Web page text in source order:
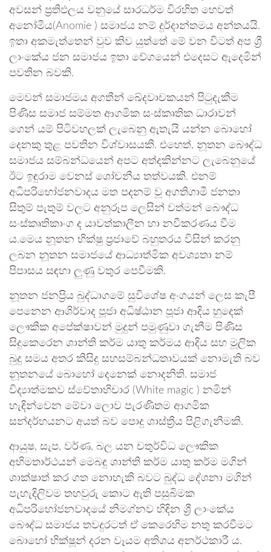
අවසන් ප්‍රතිඵලය වනුයේ සාරධර්ම විරහිත හෙවත්
අනෝමීය(Anomie ) සමාජය නම් දුර්දාන්තමය අන්තයයි.
ඉතා අකමැත්තෙන් වුව කිව යුත්තේ මේ වන විටත් අප ශ්‍රී
ලාංකේය ජන සමාජය ඉතා වේගයෙන් එදෙසට ඇදෙමින්
පවතින බවකි.
මෙවන් සමාජමය අගතීන් ඛේදවාචකයන් පිටුදැකීම
පිණිස සමාජ සම්මත ආගමික සංස්කෘතික ධාරාවන්
ගෙන් යම් පිටිවහලක් ලැබෙනු ඇතැයි යන්න බොහෝ
දෙනකු තුළ පවතින විශ්වාසයකි. එහෙත්, නූතන බෞද්ධ
සමාජය සම්බන්ධයෙන් අපට අත්දකින්නට ලැබෙනුයේ
ඊට ඉඳුරාම වෙනස් ශෝචනීය තත්වයකි. එනම්
අධිපරිභෝජනවාදය මත පදනම් වූ අගතිගාමී ජනතා
සිතුම් පැතුම් වලට අනුරූප ලෙසින් වත්මන් බෞද්ධ
සංස්කෘතිකාංග ද යාවත්කාලීන හා නවීකරණය වීම
ය.මෙය නූතන භික්ෂු ප්‍රජාවේ බහුතරය විසින් කරනු
ලබන නූතන සමාජයේ ආධ්‍යාත්මික අවශ්‍යතා නම්
පිපාසය සඳහා ලුණු වතුර පෙවීමකි.
නූතන ජනප්‍රිය බුද්ධාගමේ සුවිශේෂ අංගයන් ලෙස කැපී
පෙනෙන ආශිර්වාද පූජා අධිෂ්ඨාන පූජා ආදිය හුදෙක්
ලෞකික අපේක්ෂාවන් මුදුන් පමුණුවා ගැනීම පිණිස
සිදුකෙරෙන ශාන්ති කර්ම යාතු කර්මය ආදිය සහ මූලික
බුදු සමය අතර කිසිදු සහසම්බන්ධතාවයක් නොමැති බව
නූතනයේ බොහෝ දෙනෙක් නොදනිති. සමාජ
විද්‍යාත්මකව ස්වේතාභිචාර (White magic ) නමින්
හැඳින්වෙන මේවා ලොව පැරණිතම ආගමික
සන්දර්භයනට අයත් බව පොදු ශාස්ත්‍රීය පිළිගැනීමකි.
ආයුෂ, සැප, වර්ණ, බල යන චතුර්විධ ලෞකික
අභිමතාර්ථයන් මෙබඳු ශාන්ති කර්ම යාතු කර්ම මගින්
ශාක්ෂාත් කර ගත නොහැකි බවට බුද්ධ දේශනා මගින්
පැහැදිලිවම තහවුරු කොට ඇති පසුබිමක
අධිපරිභෝජනවාදයේ නිමග්නව හිඳින ශ්‍රී ලාංකේය
බෞද්ධ සමාජය තවදුරටත් ඒ කෙරෙහිම නතු කරවීමට
බොහෝ භික්ෂූන් දරන වෑයම අතිශය අනර්ථකාරී ය.